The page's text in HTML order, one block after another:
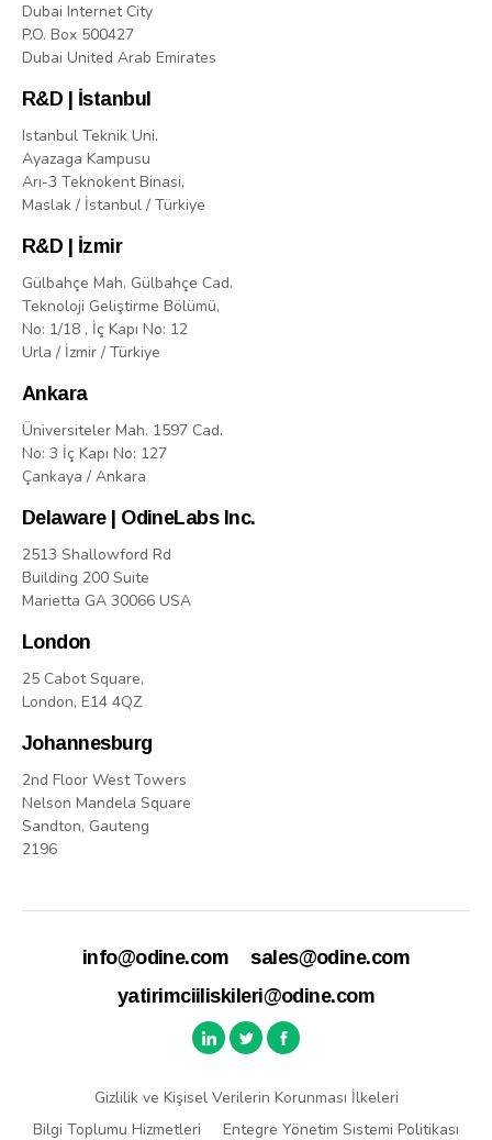
Dubai Internet City
P.O. Box 500427
Dubai United Arab Emirates
R&D | İstanbul
Istanbul Teknik Uni.
Ayazaga Kampusu
Arı-3 Teknokent Binasi,
Maslak / İstanbul / Türkiye
R&D | İzmir
Gülbahçe Mah. Gülbahçe Cad.
Teknoloji Geliştirme Bölümü,
No: 1/18 , İç Kapı No: 12
Urla / İzmir / Türkiye
Ankara
Üniversiteler Mah. 1597 Cad.
No: 3 İç Kapı No: 127
Çankaya / Ankara
Delaware | OdineLabs Inc.
2513 Shallowford Rd
Building 200 Suite
Marietta GA 30066 USA
London
25 Cabot Square,
London, E14 4QZ
Johannesburg
2nd Floor West Towers
Nelson Mandela Square
Sandton, Gauteng
2196
info@odine.com
sales@odine.com
yatirimciiliskileri@odine.com
Gizlilik ve Kişisel Verilerin Korunması İlkeleri
Bilgi Toplumu Hizmetleri
Entegre Yönetim Sistemi Politikası